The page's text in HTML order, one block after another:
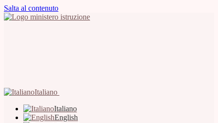
Salta al contenuto
Italiano
Italiano
English